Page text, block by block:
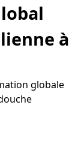
à
globale